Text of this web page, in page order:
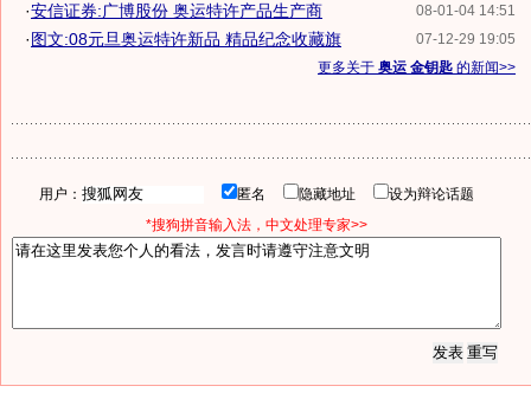
08-01-04 14:51
·安信证券:广博股份 奥运特许产品生产商
07-12-29 19:05
·图文:08元旦奥运特许新品 精品纪念收藏旗
更多关于 奥运 金钥匙 的新闻>>
用户： 匿名 隐藏地址
设为辩论话题
*搜狗拼音输入法，中文处理专家>>